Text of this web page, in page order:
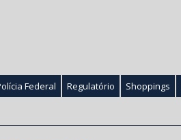
Federal Regulatório Shoppings